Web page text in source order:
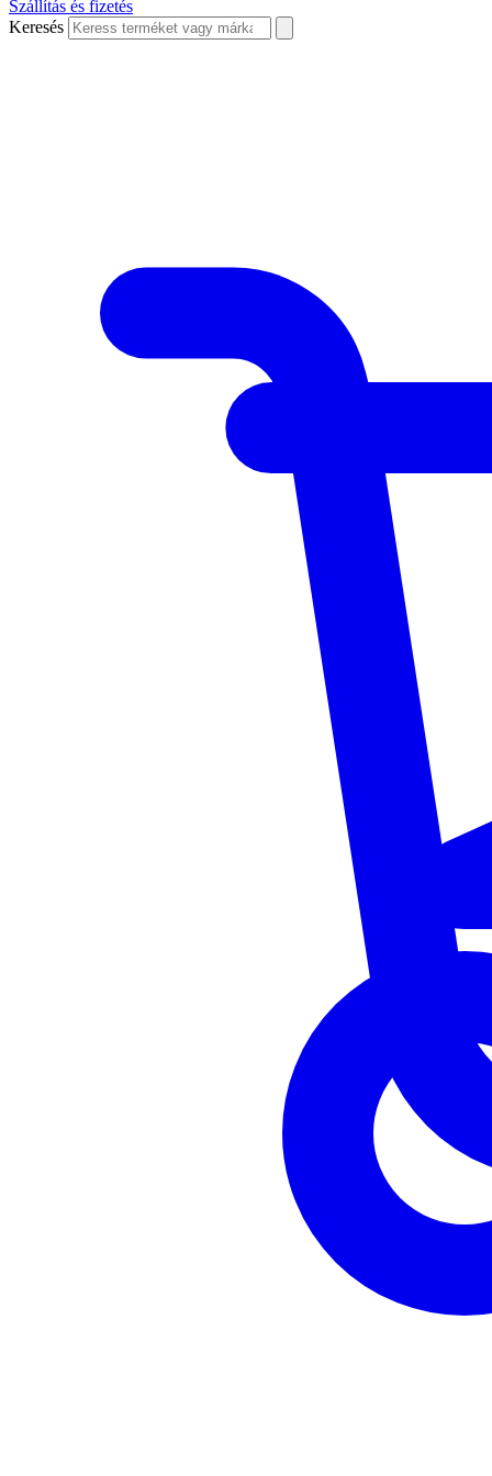
Szállítás és fizetés
Keresés